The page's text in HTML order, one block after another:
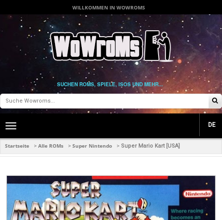
WILLKOMMEN IN WOWROMS
SUCHEN ROMS, SPIELE, ISOS UND MEHR...
Toggle
navigation
DE
Startseite > Alle ROMs > Super Nintendo > Super Mario Kart [USA]